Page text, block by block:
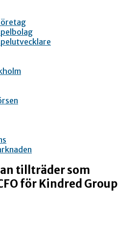
tillträder som
för Kindred Group